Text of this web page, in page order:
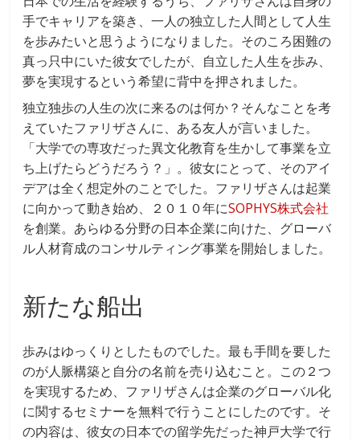
手でキャリアを築き、一人の独立した人間として人生
を歩みたいと思うようになりました。そのころ困難の
真っ只中にいた彼女でしたが、自立した人生を歩み、
夢を実現するという希望に背中を押されました。
独立独歩の人生の次に来るのは何か？そんなことを考
えていたファリザさんに、ある友人が言いました。
「大学での専攻だった異文化教育を生かして事業を立
ち上げたらどうだろう？」。彼女にとって、そのアイ
デアは全く想定外のことでした。ファリザさんは起業
に向かって動き始め、２０１０年にSOPHYS株式会社
を創業。あらゆる分野の日本企業に向けた、グローバ
ル人材育成のコンサルティング事業を開始しました。
新たな船出
歩みはゆっくりとしたものでした。最も手間を要した
のが人脈構築と自分の名前を売り込むこと。この２つ
を実現するため、ファリザさんは企業のグローバル化
に関するセミナーを無料で行うことにしたのです。そ
の内容は、彼女の日本での留学先だった神戸大学で行